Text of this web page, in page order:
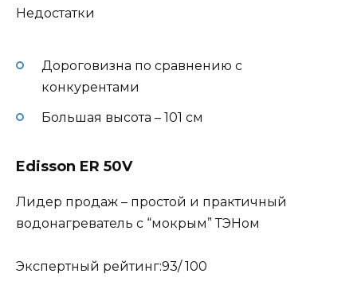
Недостатки
Дороговизна по сравнению с
конкурентами
Большая высота – 101 см
Edisson ER 50V
Лидер продаж – простой и практичный
водонагреватель с “мокрым” ТЭНом
Экспертный рейтинг:93/ 100